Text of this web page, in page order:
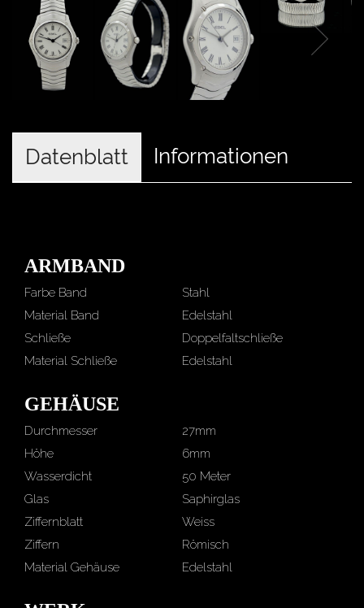
Datenblatt Informationen
ARMBAND
Farbe Band
Stahl
Material Band
Edelstahl
Schließe
Doppelfaltschließe
Material Schließe
Edelstahl
GEHÄUSE
Durchmesser
27mm
Höhe
6mm
Wasserdicht
50 Meter
Glas
Saphirglas
Ziffernblatt
Weiss
Ziffern
Römisch
Material Gehäuse
Edelstahl